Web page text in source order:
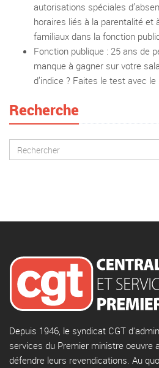
autorisations spéciales
horaires liés à la parentalité et
familiaux dans la fonction
Fonction publique : 25 ans de
manque à gagner sur votre
d’indice ? Faites le test avec
Recherche
Depuis 1946, le syndicat CGT
services du Premier ministre oeuvre
défendre leurs revendications. Au